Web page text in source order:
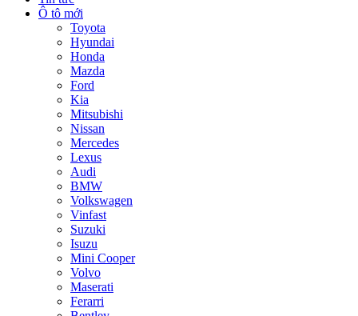
Ô tô mới
Toyota
Hyundai
Honda
Mazda
Ford
Kia
Mitsubishi
Nissan
Mercedes
Lexus
Audi
BMW
Volkswagen
Vinfast
Suzuki
Isuzu
Mini Cooper
Volvo
Maserati
Ferarri